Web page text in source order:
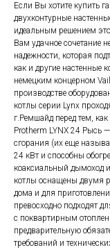
Если Вы хотите купить
двухконтурные
идеальным решением
Вам удачное сочетание
надежности, которая
как и другие настенные
немецким концерном
производстве
котлы серии Lynx
г.Ремшайд перед тем,
Protherm LYNX 24 Рысь
сгорания (их еще
24 кВт и способны
коаксиальный дымоход
котлы оснащены двумя
дома и для
превосходно подходят
с поквартирным
предварительную
требований и